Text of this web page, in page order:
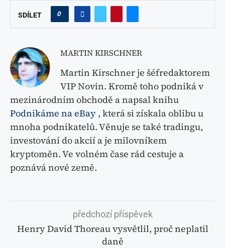
SDÍLET 0
MARTIN KIRSCHNER
Martin Kirschner je šéfredaktorem
VIP Novin. Kromě toho podniká v
mezinárodním obchodě a napsal knihu
Podnikáme na eBay , která si získala oblibu u
mnoha podnikatelů. Věnuje se také tradingu,
investování do akcií a je milovníkem
kryptoměn. Ve volném čase rád cestuje a
poznává nové země.
předchozí příspěvek
Henry David Thoreau vysvětlil, proč neplatil
daně